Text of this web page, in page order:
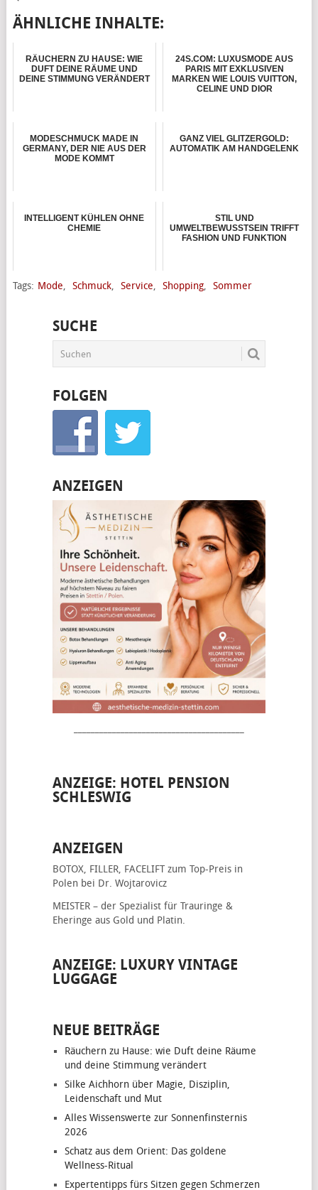
ÄHNLICHE INHALTE:
RÄUCHERN ZU HAUSE: WIE
DUFT DEINE RÄUME UND
DEINE STIMMUNG VERÄNDERT
24S.COM: LUXUSMODE AUS
PARIS MIT EXKLUSIVEN
MARKEN WIE LOUIS VUITTON,
CELINE UND DIOR
MODESCHMUCK MADE IN
GERMANY, DER NIE AUS DER
MODE KOMMT
GANZ VIEL GLITZERGOLD:
AUTOMATIK AM HANDGELENK
INTELLIGENT KÜHLEN OHNE
CHEMIE
STIL UND
UMWELTBEWUSSTSEIN TRIFFT
FASHION UND FUNKTION
Tags: Mode, Schmuck, Service, Shopping, Sommer
SUCHE
FOLGEN
ANZEIGEN
ANZEIGE: HOTEL PENSION
SCHLESWIG
ANZEIGEN
BOTOX, FILLER, FACELIFTzum Top-Preis in
Polen bei Dr. Wojtarovicz
MEISTER – der Spezialist für Trauringe &
Eheringe aus Gold und Platin.
ANZEIGE: LUXURY VINTAGE
LUGGAGE
NEUE BEITRÄGE
Räuchern zu Hause: wie Duft deine Räume
und deine Stimmung verändert
Silke Aichhorn über Magie, Disziplin,
Leidenschaft und Mut
Alles Wissenswerte zur Sonnenfinsternis
2026
Schatz aus dem Orient: Das goldene
Wellness-Ritual
Expertentipps fürs Sitzen gegen Schmerzen